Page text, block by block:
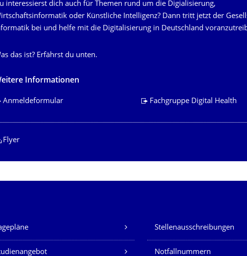
interessierst dich auch für Themen rund um die Digialisierung,
oder Künstliche Intelligenz? Dann tritt jetzt der
bei und helfe mit die Digitalisierung in Deutschland
das ist? Erfährst du unten.
Informationen
Anmeldeformular Fachgruppe Digital Health
Flyer
Dienste
Stellenausschreibungen
Notfallnummern